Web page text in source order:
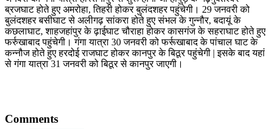
ब्रजघाट होते हुए अमरोहा, तिहरी होकर बुलंदशहर पहुंचेगी। 29 जनवरी को
बुलंदशहर बसीघाट से अलीगढ़ सांकरा होते हुए संभल के गुन्नौर, बदायूं के
कछलाघाट, शाहजहांपुर के ढ़ाईघाट चौराहा होकर कासगंज के सहराघाट होते हुए
फर्रुखाबाद पहुंचेगी। गंगा यात्रा 30 जनवरी को फर्रूखाबाद के पांचाल घाट के
कन्नौज होते हुए हरदोई राजघाट होकर कानपुर के बिठूर पहुंचेगी | इसके बाद यहां
से गंगा यात्रा 31 जनवरी को बिठूर से कानपुर जाएगी।
Comments